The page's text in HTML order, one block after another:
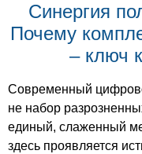
Синергия
Почему
– ключ
Современный
не набор
единый, слаженный
здесь проявляется